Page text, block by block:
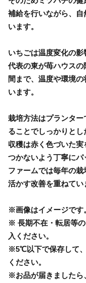
補給を行いながら、
います。
いちごは温度変化の影
代表の東が苺ハウス
間まで、温度や環境
います。
栽培方法はプランタ
ることでしっかりとし
収穫は赤く色づいた
つかないよう丁寧に
ファームでは毎年の
活かす改善を重ねてい
※画像はイメージです
※ 長期不在・転居等
入ください。
※5℃以下で保存して
ください。
※お品が届きましたら